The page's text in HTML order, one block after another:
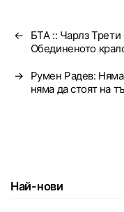
←
БТА :: Чарлз
Обединеното
→
Румен Радев:
няма да стоят на
Най-нови